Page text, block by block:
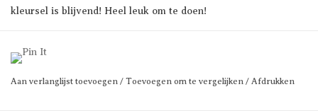
kleursel is blijvend! Heel leuk om te doen!
Aan verlanglijst toevoegen / Toevoegen om te vergelijken / Afdrukken